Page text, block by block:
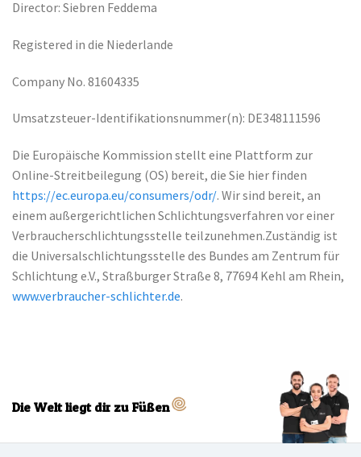
Director: Siebren Feddema
Registered in die Niederlande
Company No. 81604335
Umsatzsteuer-Identifikationsnummer(n): DE348111596
Die Europäische Kommission stellt eine Plattform zur
Online-Streitbeilegung (OS) bereit, die Sie hier finden
https://ec.europa.eu/consumers/odr/. Wir sind bereit, an
einem außergerichtlichen Schlichtungsverfahren vor einer
Verbraucherschlichtungsstelle teilzunehmen.Zuständig ist
die Universalschlichtungsstelle des Bundes am Zentrum für
Schlichtung e.V., Straßburger Straße 8, 77694 Kehl am Rhein,
www.verbraucher-schlichter.de.
Die Welt liegt dir zu Füßen